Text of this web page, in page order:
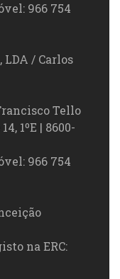
966 754
LDA / Carlos
Tello
1ºE | 8600-
966 754
na ERC: